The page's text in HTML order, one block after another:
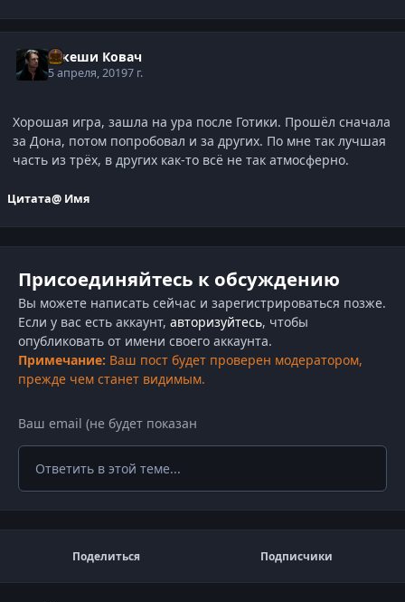
Такеши Ковач
5 апреля, 20197 г.
Хорошая игра, зашла на ура после Готики. Прошёл сначала
за Дона, потом попробовал и за других. По мне так лучшая
часть из трёх, в других как-то всё не так атмосферно.
Цитата@ Имя
Присоединяйтесь к обсуждению
Вы можете написать сейчас и зарегистрироваться позже.
Если у вас есть аккаунт, авторизуйтесь, чтобы
опубликовать от имени своего аккаунта.
Примечание: Ваш пост будет проверен модератором,
прежде чем станет видимым.
Ответить в этой теме...
Поделиться Подписчики